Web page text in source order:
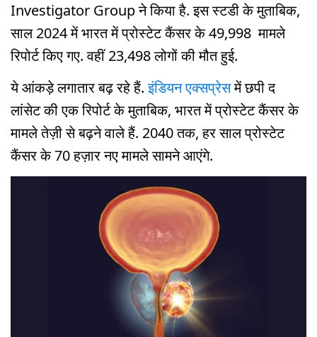
Investigator Group ने किया है. इस स्टडी के मुताबिक,
साल 2024 में भारत में प्रोस्टेट कैंसर के 49,998 मामले
रिपोर्ट किए गए. वहीं 23,498 लोगों की मौत हुई.
ये आंकड़े लगातार बढ़ रहे हैं.इंडियन एक्सप्रेसमें छपी द
लांसेट की एक रिपोर्ट के मुताबिक, भारत में प्रोस्टेट कैंसर के
मामले तेज़ी से बढ़ने वाले हैं. 2040 तक, हर साल प्रोस्टेट
कैंसर के 70 हज़ार नए मामले सामने आएंगे.